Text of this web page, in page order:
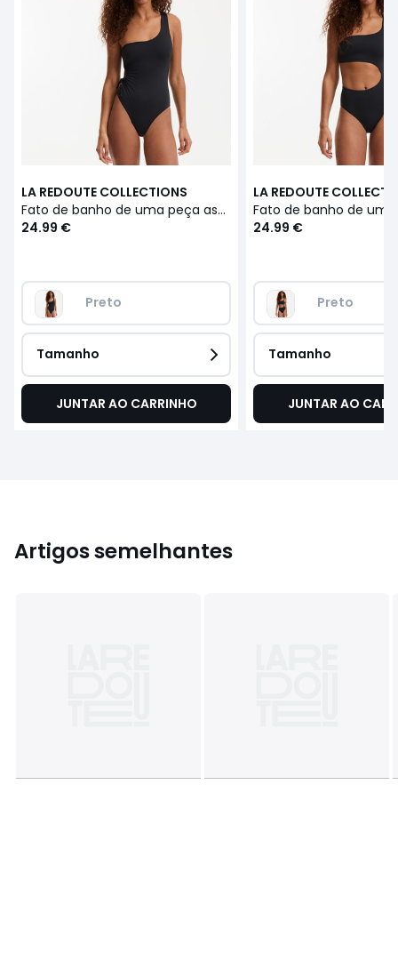
LA REDOUTE COLLECTIONS
Fato de banho de uma peça assimétrico com recorte
24.99 €
Preto
Tamanho
JUNTAR AO CARRINHO
LA REDOUTE
24.99 €
Preto
Tamanho
JUNTAR AO
Artigos semelhantes